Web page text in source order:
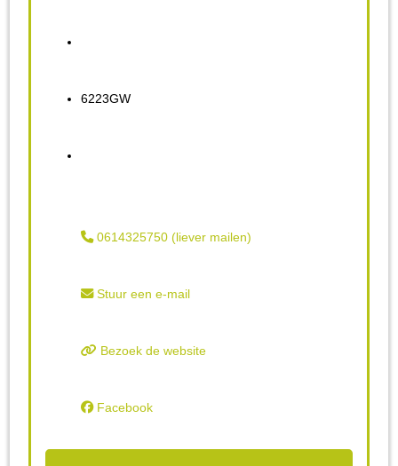
6223GW
0614325750 (liever mailen)
Stuur een e-mail
Bezoek de website
Facebook